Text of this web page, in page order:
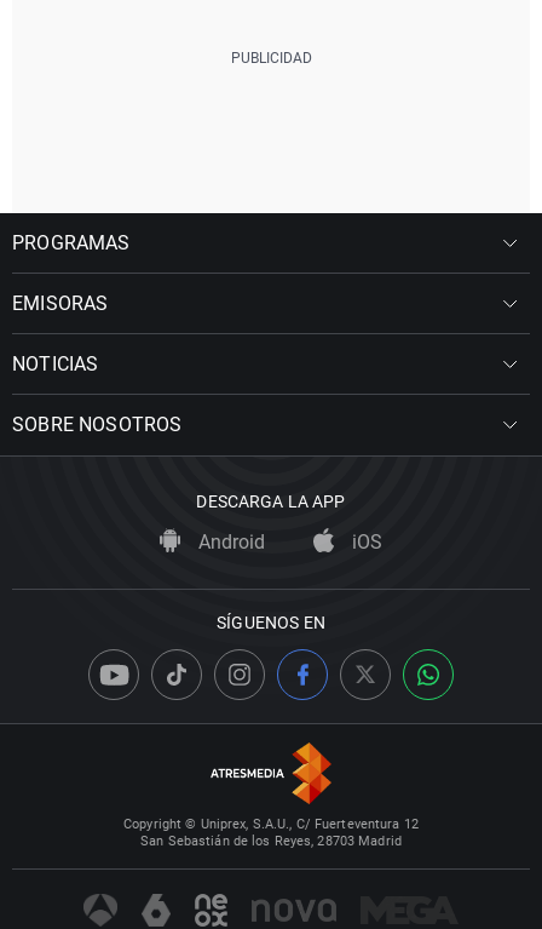
PROGRAMAS
EMISORAS
NOTICIAS
SOBRE NOSOTROS
DESCARGA LA APP
Android iOS
SÍGUENOS EN
Copyright © Uniprex, S.A.U., C/ Fuerteventura 12
San Sebastián de los Reyes, 28703 Madrid